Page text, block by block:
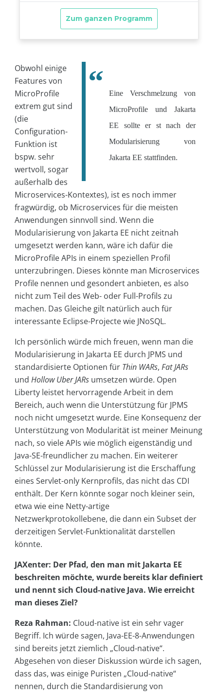
Eine Verschmelzung von
MicroProfile und Jakarta
EE sollte er st nach der
Modularisierung von
Jakarta EE stattfinden.
Obwohl einige
Features von
MicroProfile
extrem gut sind
(die
Configuration-
Funktion ist
bspw. sehr
wertvoll, sogar
außerhalb des
Microservices-Kontextes), ist es noch immer
fragwürdig, ob Microservices für die meisten
Anwendungen sinnvoll sind. Wenn die
Modularisierung von Jakarta EE nicht zeitnah
umgesetzt werden kann, wäre ich dafür die
MicroProfile APIs in einem speziellen Profil
unterzubringen. Dieses könnte man Microservices
Profile nennen und gesondert anbieten, es also
nicht zum Teil des Web- oder Full-Profils zu
machen. Das Gleiche gilt natürlich auch für
interessante Eclipse-Projecte wie JNoSQL.
Ich persönlich würde mich freuen, wenn man die
Modularisierung in Jakarta EE durch JPMS und
standardisierte Optionen für Thin WARs, Fat JARs
und Hollow Uber JARs umsetzen würde. Open
Liberty leistet hervorragende Arbeit in dem
Bereich, auch wenn die Unterstützung für JPMS
noch nicht umgesetzt wurde. Eine Konsequenz der
Unterstützung von Modularität ist meiner Meinung
nach, so viele APIs wie möglich eigenständig und
Java-SE-freundlicher zu machen. Ein weiterer
Schlüssel zur Modularisierung ist die Erschaffung
eines Servlet-only Kernprofils, das nicht das CDI
enthält. Der Kern könnte sogar noch kleiner sein,
etwa wie eine Netty-artige
Netzwerkprotokollebene, die dann ein Subset der
derzeitigen Servlet-Funktionalität darstellen
könnte.
JAXenter: Der Pfad, den man mit Jakarta EE
beschreiten möchte, wurde bereits klar definiert
und nennt sich Cloud-native Java. Wie erreicht
man dieses Ziel?
Reza Rahman: Cloud-native ist ein sehr vager
Begriff. Ich würde sagen, Java-EE-8-Anwendungen
sind bereits jetzt ziemlich „Cloud-native“.
Abgesehen von dieser Diskussion würde ich sagen,
dass das, was einige Puristen „Cloud-native“
nennen, durch die Standardisierung von